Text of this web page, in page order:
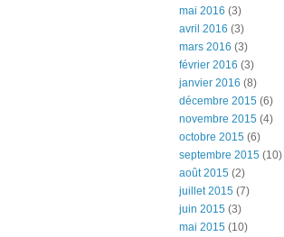
mai 2016 (3)
avril 2016 (3)
mars 2016 (3)
février 2016 (3)
janvier 2016 (8)
décembre 2015 (6)
novembre 2015 (4)
octobre 2015 (6)
septembre 2015 (10)
août 2015 (2)
juillet 2015 (7)
juin 2015 (3)
mai 2015 (10)